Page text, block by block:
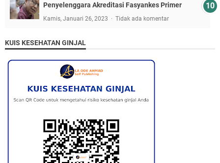
Penyelenggara Akreditasi Fasyankes Primer
Kamis, Januari 26, 2023 Tidak ada komentar
KUIS KESEHATAN GINJAL